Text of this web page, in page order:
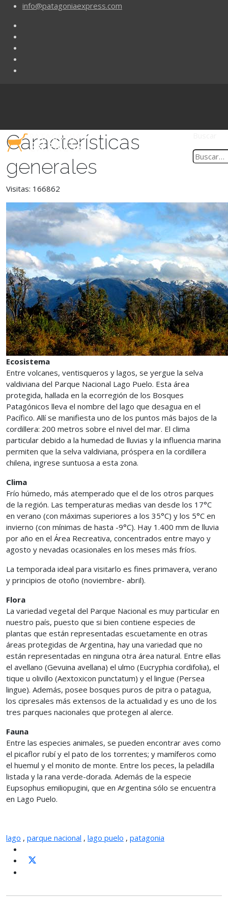
info@patagoniaexpress.com
Características
generales
Visitas: 166862
Ecosistema
Entre volcanes, ventisqueros y lagos, se yergue la selva
valdiviana del Parque Nacional Lago Puelo. Esta área
protegida, hallada en la ecorregión de los Bosques
Patagónicos lleva el nombre del lago que desagua en el
Pacífico. Allí se manifiesta uno de los puntos más bajos de la
cordillera: 200 metros sobre el nivel del mar. El clima
particular debido a la humedad de lluvias y la influencia marina
permiten que la selva valdiviana, próspera en la cordillera
chilena, ingrese suntuosa a esta zona.
Clima
Frío húmedo, más atemperado que el de los otros parques
de la región. Las temperaturas medias van desde los 17°C
en verano (con máximas superiores a los 35°C) y los 5°C en
invierno (con mínimas de hasta -9°C). Hay 1.400 mm de lluvia
por año en el Área Recreativa, concentrados entre mayo y
agosto y nevadas ocasionales en los meses más fríos.
La temporada ideal para visitarlo es fines primavera, verano
y principios de otoño (noviembre- abril).
Flora
La variedad vegetal del Parque Nacional es muy particular en
nuestro país, puesto que si bien contiene especies de
plantas que están representadas escuetamente en otras
áreas protegidas de Argentina, hay una variedad que no
están representadas en ninguna otra área natural. Entre ellas
el avellano (Gevuina avellana) el ulmo (Eucryphia cordifolia), el
tique u olivillo (Aextoxicon punctatum) y el lingue (Persea
lingue). Además, posee bosques puros de pitra o patagua,
los cipresales más extensos de la actualidad y es uno de los
tres parques nacionales que protegen al alerce.
Fauna
Entre las especies animales, se pueden encontrar aves como
el picaflor rubí y el pato de los torrentes; y mamíferos como
el huemul y el monito de monte. Entre los peces, la peladilla
listada y la rana verde-dorada. Además de la especie
Eupsophus emiliopugini, que en Argentina sólo se encuentra
en Lago Puelo.
lago , parque nacional , lago puelo , patagonia